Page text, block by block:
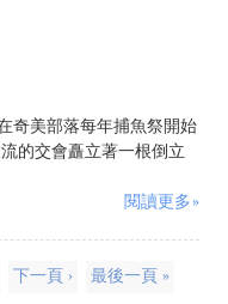
奇美部落每年捕魚祭開始
的交會矗立著一根倒立
閱讀更多»
下一頁 › 最後一頁 »